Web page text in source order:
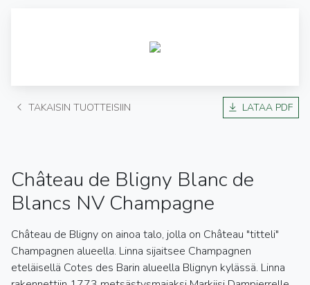
TAKAISIN TUOTTEISIIN LATAA PDF
Château de Bligny Blanc de
Blancs NV Champagne
Château de Bligny on ainoa talo, jolla on Château "titteli"
Champagnen alueella. Linna sijaitsee Champagnen
eteläisellä Cotes des Barin alueella Blignyn kylässä. Linna